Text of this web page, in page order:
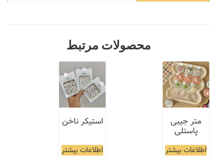
محصولات مرتبط
متر جیبی
پاستلی
اطلاعات بیشتر
استیکر ناخن
اطلاعات بیشتر